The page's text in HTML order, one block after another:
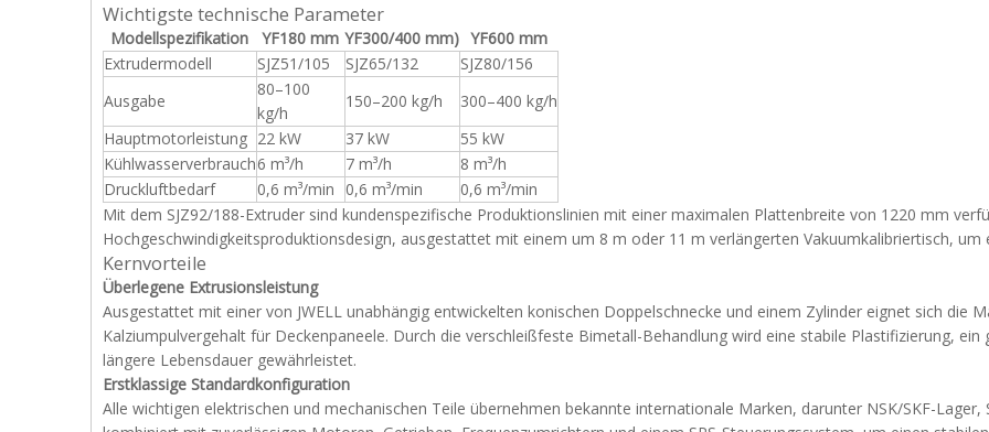
Wichtigste technische Parameter
Modellspezifikation YF180 mm YF300/400 mm) YF600 mm
Extrudermodell
SJZ51/105 SJZ65/132
SJZ80/156
Ausgabe
80–100
kg/h
150–200 kg/h
300–400 kg/h
Hauptmotorleistung 22 kW 37 kW
55 kW
Kühlwasserverbrauch6 m³/h 7 m³/h
8 m³/h
Druckluftbedarf
0,6 m³/min 0,6 m³/min
0,6 m³/min
Mit dem SJZ92/188-Extruder sind kundenspezifische Produktionslinien mit einer maximalen Plattenbreite von 1220 mm
Hochgeschwindigkeitsproduktionsdesign, ausgestattet mit einem um 8 m oder 11 m verlängerten Vakuumkalibriertisch,
Kernvorteile
Überlegene Extrusionsleistung
Ausgestattet mit einer von JWELL unabhängig entwickelten konischen Doppelschnecke und einem Zylinder eignet sich die
Kalziumpulvergehalt für Deckenpaneele. Durch die verschleißfeste Bimetall-Behandlung wird eine stabile Plastifizierung,
längere Lebensdauer gewährleistet.
Erstklassige Standardkonfiguration
Alle wichtigen elektrischen und mechanischen Teile übernehmen bekannte internationale Marken, darunter NSK/SKF-Lager,